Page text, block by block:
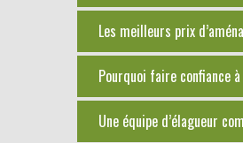
Les meilleurs prix
Pourquoi faire confiance
Une équipe d’élagueur